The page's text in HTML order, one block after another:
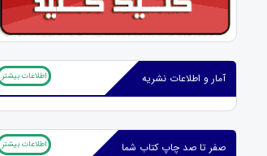
آمار و اطلاعات نشریه اطلاعات بیشتر
صفر تا صد چاپ کتاب شما اطلاعات بیشتر